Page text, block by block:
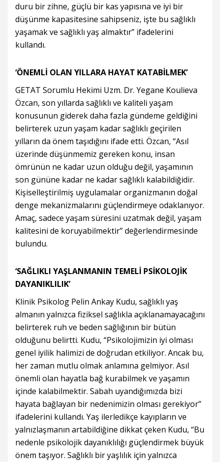
duru bir zihne, güçlü bir kas yapısına ve iyi bir
düşünme kapasitesine sahipseniz, işte bu sağlıklı
yaşamak ve sağlıklı yaş almaktır” ifadelerini
kullandı.
‘ÖNEMLİ OLAN YILLARA HAYAT KATABİLMEK’
GETAT Sorumlu Hekimi Uzm. Dr. Yegane Koulieva
Özcan, son yıllarda sağlıklı ve kaliteli yaşam
konusunun giderek daha fazla gündeme geldiğini
belirterek uzun yaşam kadar sağlıklı geçirilen
yılların da önem taşıdığını ifade etti. Özcan, “Asıl
üzerinde düşünmemiz gereken konu, insan
ömrünün ne kadar uzun olduğu değil, yaşamının
son gününe kadar ne kadar sağlıklı kalabildiğidir.
Kişiselleştirilmiş uygulamalar organizmanın doğal
denge mekanizmalarını güçlendirmeye odaklanıyor.
Amaç, sadece yaşam süresini uzatmak değil, yaşam
kalitesini de koruyabilmektir” değerlendirmesinde
bulundu.
‘SAĞLIKLI YAŞLANMANIN TEMELİ PSİKOLOJİK
DAYANIKLILIK’
Klinik Psikolog Pelin Ankay Kudu, sağlıklı yaş
almanın yalnızca fiziksel sağlıkla açıklanamayacağını
belirterek ruh ve beden sağlığının bir bütün
olduğunu belirtti. Kudu, “Psikolojimizin iyi olması
genel iyilik halimizi de doğrudan etkiliyor. Ancak bu,
her zaman mutlu olmak anlamına gelmiyor. Asıl
önemli olan hayatla bağ kurabilmek ve yaşamın
içinde kalabilmektir. Sabah uyandığımızda bizi
hayata bağlayan bir nedenimizin olması gerekiyor”
ifadelerini kullandı. Yaş ilerledikçe kayıpların ve
yalnızlaşmanın artabildiğine dikkat çeken Kudu, “Bu
nedenle psikolojik dayanıklılığı güçlendirmek büyük
önem taşıyor. Sağlıklı bir yaşlılık için yalnızca